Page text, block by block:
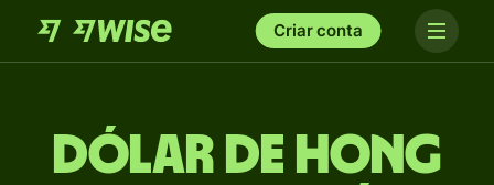
Criar conta
Dólar de Hong